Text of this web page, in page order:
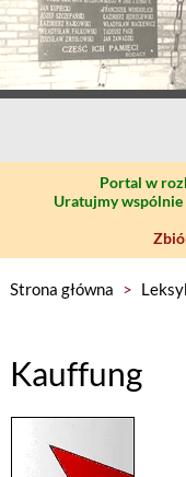
Portal w
Uratujmy wspólnie
Strona główna >
Kauffung